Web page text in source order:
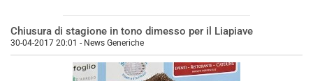
Chiusura di stagione in tono dimesso per il Liapiave
30-04-2017 20:01 - News Generiche